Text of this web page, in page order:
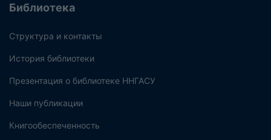
Библиотека
Структура и контакты
История библиотеки
Презентация о библиотеке ННГАСУ
Наши публикации
Книгообеспеченность